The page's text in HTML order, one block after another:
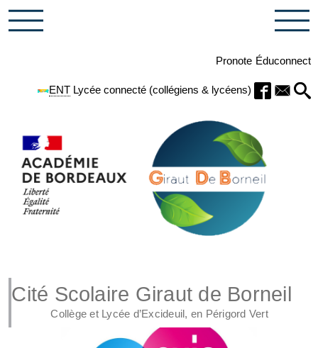
Pronote Éduconnect
ENTLycée connecté (collégiens & lycéens)
Cité Scolaire Giraut de Borneil
Collège et Lycée d’Excideuil, en Périgord Vert